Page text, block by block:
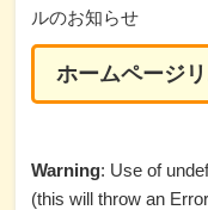
ルのお知らせ
ホームページ
Warning: Use of
(this will throw an